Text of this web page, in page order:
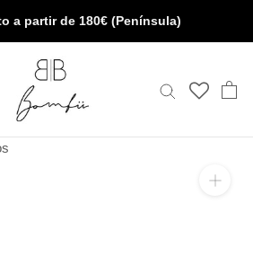
a partir de 180€ (Península)